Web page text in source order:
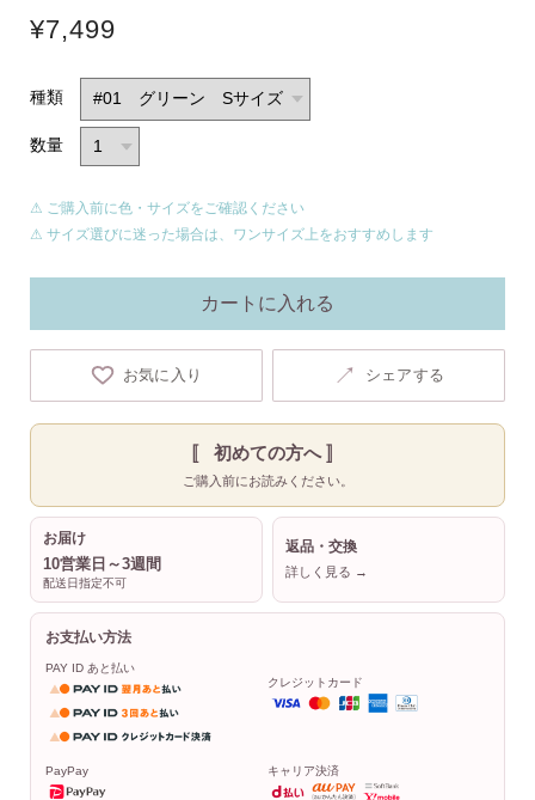
¥7,499
種類
数量
⚠ ご購入前に色・サイズをご確認ください
⚠ サイズ選びに迷った場合は、ワンサイズ上をおすすめします
カートに入れる
お気に入り ↗ シェアする
〚 初めての方へ 〛
ご購入前にお読みください。
お届け
10営業日～3週間
配送日指定不可
返品・交換
詳しく見る →
お支払い方法
PAY ID あと払い
クレジットカード
PayPay キャリア決済